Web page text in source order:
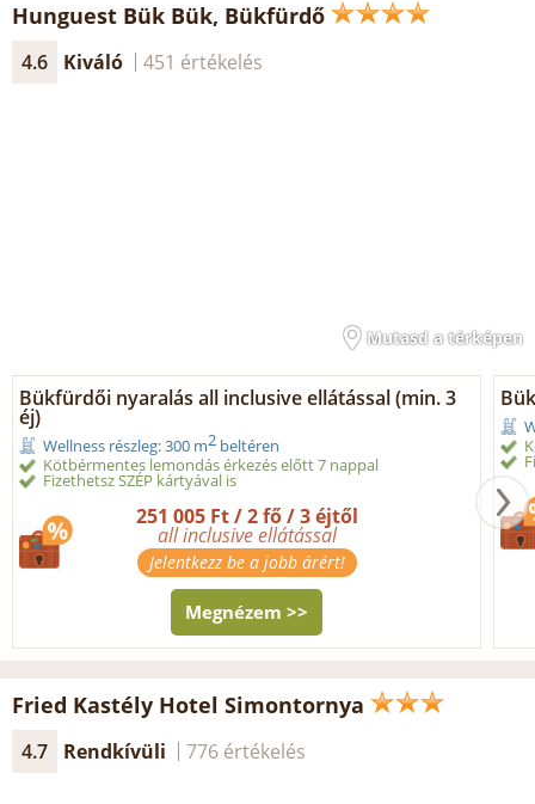
Hunguest Bük Bük, Bükfürdő
4.6 Kiváló 451 értékelés
Mutasd a térképen
Bükfürdői nyaralás all inclusive ellátással (min. 3
éj)
Wellness részleg: 300 m2 beltéren
Kötbérmentes lemondás érkezés előtt 7 nappal
Fizethetsz SZÉP kártyával is
251 005 Ft / 2 fő / 3 éjtől
all inclusive ellátással
Jelentkezz be a jobb árért!
Megnézem >>
Fried Kastély Hotel Simontornya
4.7 Rendkívüli 776 értékelés